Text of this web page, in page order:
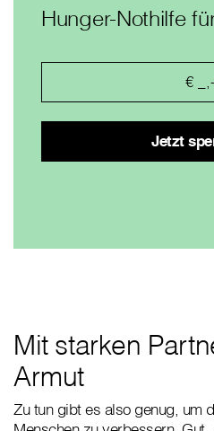
Hunger-Nothilfe
Mit starken
Armut
Zu tun gibt es also genug, um